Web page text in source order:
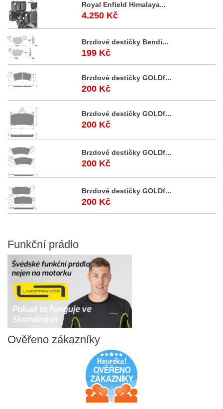
Royal Enfield Himalaya...
4.250 Kč
Brzdové destičky Bendi...
199 Kč
Brzdové destičky GOLDf...
200 Kč
Brzdové destičky GOLDf...
200 Kč
Brzdové destičky GOLDf...
200 Kč
Brzdové destičky GOLDf...
200 Kč
Funkční prádlo
Ověřeno zákazníky